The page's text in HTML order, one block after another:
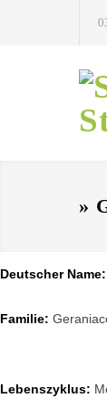
»
Deutscher Name:
Familie:
Lebenszyklus: